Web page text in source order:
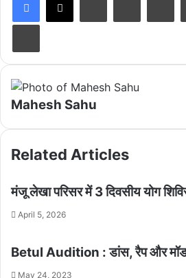
Mahesh Sahu
Related Articles
मंजू लेखा परिसर में 3 दिवसीय योग
April 5, 2026
Betul Audition : डांस, रैप और
May 24, 2023